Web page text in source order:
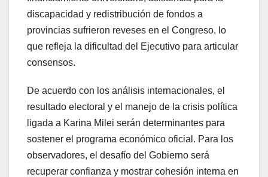
discapacidad y redistribución de fondos a
provincias sufrieron reveses en el Congreso, lo
que refleja la dificultad del Ejecutivo para articular
consensos.
De acuerdo con los análisis internacionales, el
resultado electoral y el manejo de la crisis política
ligada a Karina Milei serán determinantes para
sostener el programa económico oficial. Para los
observadores, el desafío del Gobierno será
recuperar confianza y mostrar cohesión interna en